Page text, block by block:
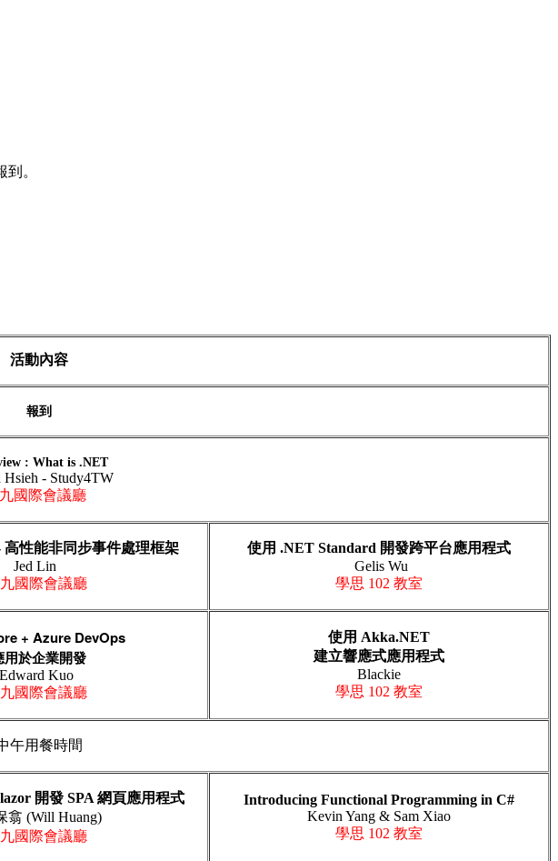
。
活動內容
報到
: What is .NET
Hsieh - Study4TW
國際會議廳
性能非同步事件處理框架
Jed Lin
國際會議廳
使用 .NET Standard 開發跨平台應用程式
Gelis Wu
學思 102 教室
+ Azure DevOps
用於企業開發
Edward Kuo
國際會議廳
使用 Akka.NET
建立響應式應用程式
Blackie
學思 102 教室
午用餐時間
開發 SPA 網頁應用程式
翕 (Will Huang)
國際會議廳
Introducing Functional Programming in C#
Kevin Yang & Sam Xiao
學思 102 教室